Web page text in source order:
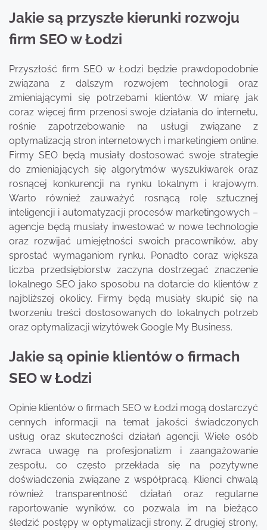
Jakie są przyszłe kierunki rozwoju
firm SEO w Łodzi
Przyszłość firm SEO w Łodzi będzie prawdopodobnie
związana z dalszym rozwojem technologii oraz
zmieniającymi się potrzebami klientów. W miarę jak
coraz więcej firm przenosi swoje działania do internetu,
rośnie zapotrzebowanie na usługi związane z
optymalizacją stron internetowych i marketingiem online.
Firmy SEO będą musiały dostosować swoje strategie
do zmieniających się algorytmów wyszukiwarek oraz
rosnącej konkurencji na rynku lokalnym i krajowym.
Warto również zauważyć rosnącą rolę sztucznej
inteligencji i automatyzacji procesów marketingowych –
agencje będą musiały inwestować w nowe technologie
oraz rozwijać umiejętności swoich pracowników, aby
sprostać wymaganiom rynku. Ponadto coraz większa
liczba przedsiębiorstw zaczyna dostrzegać znaczenie
lokalnego SEO jako sposobu na dotarcie do klientów z
najbliższej okolicy. Firmy będą musiały skupić się na
tworzeniu treści dostosowanych do lokalnych potrzeb
oraz optymalizacji wizytówek Google My Business.
Jakie są opinie klientów o firmach
SEO w Łodzi
Opinie klientów o firmach SEO w Łodzi mogą dostarczyć
cennych informacji na temat jakości świadczonych
usług oraz skuteczności działań agencji. Wiele osób
zwraca uwagę na profesjonalizm i zaangażowanie
zespołu, co często przekłada się na pozytywne
doświadczenia związane z współpracą. Klienci chwalą
również transparentność działań oraz regularne
raportowanie wyników, co pozwala im na bieżąco
śledzić postępy w optymalizacji strony. Z drugiej strony,